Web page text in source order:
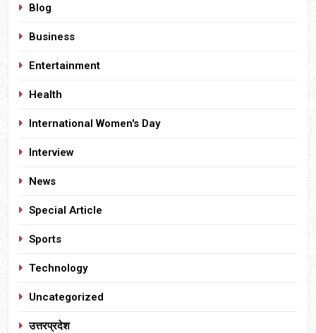
Blog
Business
Entertainment
Health
International Women's Day
Interview
News
Special Article
Sports
Technology
Uncategorized
उत्तरप्रदेश